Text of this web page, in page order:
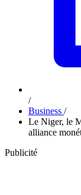
/
Business /
Le Niger, le
alliance
Publicité